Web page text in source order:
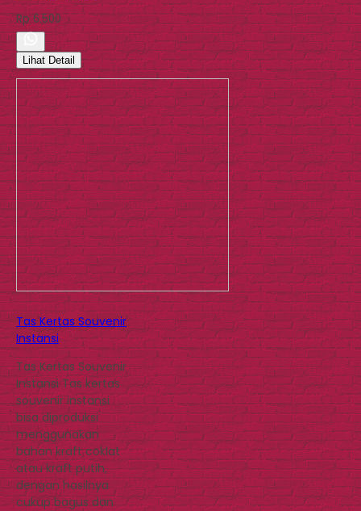
Rp 6.500
Lihat Detail
Tas Kertas Souvenir
Instansi
Tas Kertas Souvenir
Instansi Tas kertas
souvenir instansi
bisa diproduksi
menggunakan
bahan kraft coklat
atau kraft putih,
dengan hasilnya
cukup bagus dan